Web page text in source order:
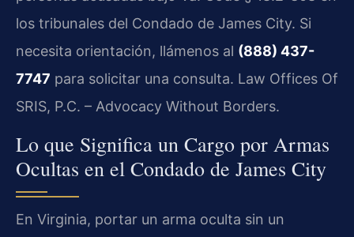
los tribunales del Condado de James City. Si
necesita orientación, llámenos al (888) 437-
7747 para solicitar una consulta. Law Offices Of
SRIS, P.C. – Advocacy Without Borders.
Lo que Significa un Cargo por Armas
Ocultas en el Condado de James City
En Virginia, portar un arma oculta sin un